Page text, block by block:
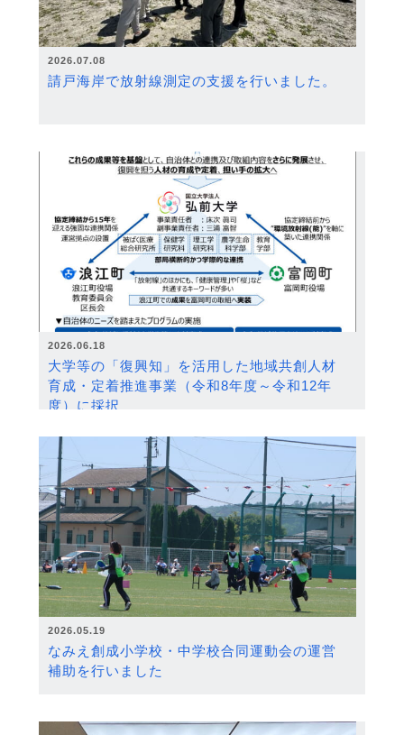
2026.07.08
請戸海岸で放射線測定の支援を行いました。
2026.06.18
大学等の「復興知」を活用した地域共創人材
育成・定着推進事業（令和8年度～令和12年
度）に採択
2026.05.19
なみえ創成小学校・中学校合同運動会の運営
補助を行いました